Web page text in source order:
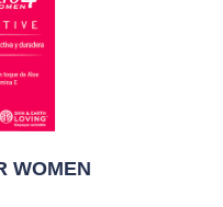
WOMEN